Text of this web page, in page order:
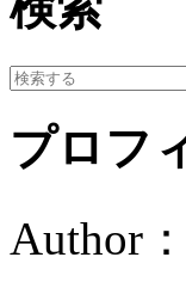
プロフ
Author